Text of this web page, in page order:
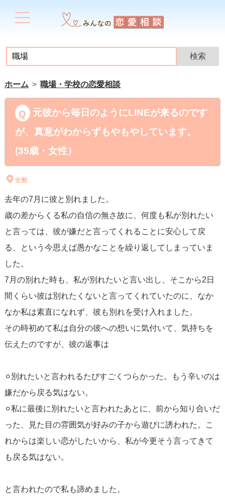
ホーム 職場・学校の恋愛相談
元彼から毎日のようにLINEが来るのです
が、真意がわからずもやもやしています。
(35歳・女性）
全般
去年の7月に彼と別れました。
歳の差からくる私の自信の無さ故に、何度も私が別れたい
と言っては、彼が嫌だと言ってくれることに安心して戻
る、という今思えば愚かなことを繰り返してしまっていま
した。
7月の別れた時も、私が別れたいと言い出し、そこから2日
間くらい彼は別れたくないと言ってくれていたのに、なか
なか私は素直になれず、彼も別れを受け入れました。
その時初めて私は自分の彼への想いに気付いて、気持ちを
伝えたのですが、彼の返事は
⚪︎別れたいと言われるたびすごくつらかった。もう辛いのは
嫌だから戻る気はない。
⚪︎私に最後に別れたいと言われたあとに、前から知り合いだ
った、見た目の雰囲気が好みの子から遊びに誘われた。こ
れからは楽しい恋がしたいから、私が今更そう言ってきて
も戻る気はない。
と言われたので私も諦めました。